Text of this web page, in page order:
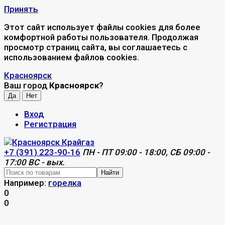
Принять
Этот сайт использует файлы cookies для более
комфортной работы пользователя. Продолжая
просмотр страниц сайта, вы соглашаетесь с
использованием файлов cookies.
Красноярск
Ваш город Красноярск?
Вход
Регистрация
+7 (391) 223-90-16 ПН - ПТ 09:00 - 18:00, СБ 09:00 -
17:00 ВС - вых.
Найти
Например: горелка
0
0